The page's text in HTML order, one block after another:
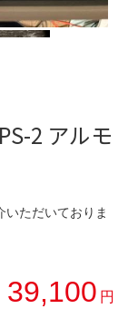
2 アルモ
ただいておりま
39,100 円